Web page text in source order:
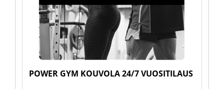
POWER GYM KOUVOLA 24/7 VUOSITILAUS